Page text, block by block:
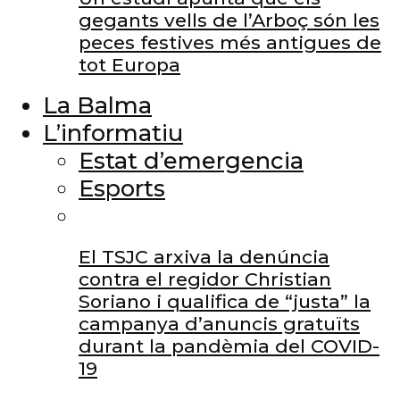
gegants vells de l’Arboç són les
peces festives més antigues de
tot Europa
La Balma
L’informatiu
Estat d’emergencia
Esports
El TSJC arxiva la denúncia
contra el regidor Christian
Soriano i qualifica de “justa” la
campanya d’anuncis gratuïts
durant la pandèmia del COVID-
19